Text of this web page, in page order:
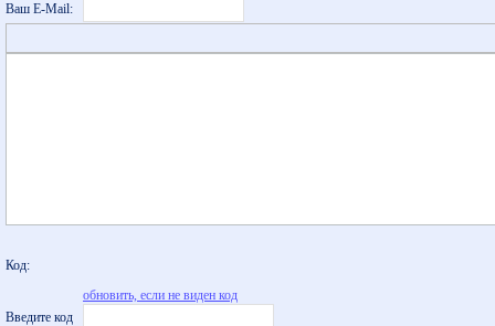
Ваш E-Mail:
Код:
обновить, если не виден код
Введите код